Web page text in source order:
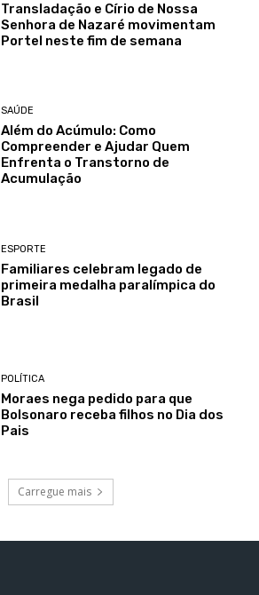
Transladação e Círio de Nossa
Senhora de Nazaré movimentam
Portel neste fim de semana
SAÚDE
Além do Acúmulo: Como
Compreender e Ajudar Quem
Enfrenta o Transtorno de
Acumulação
ESPORTE
Familiares celebram legado de
primeira medalha paralímpica do
Brasil
POLÍTICA
Moraes nega pedido para que
Bolsonaro receba filhos no Dia dos
Pais
Carregue mais